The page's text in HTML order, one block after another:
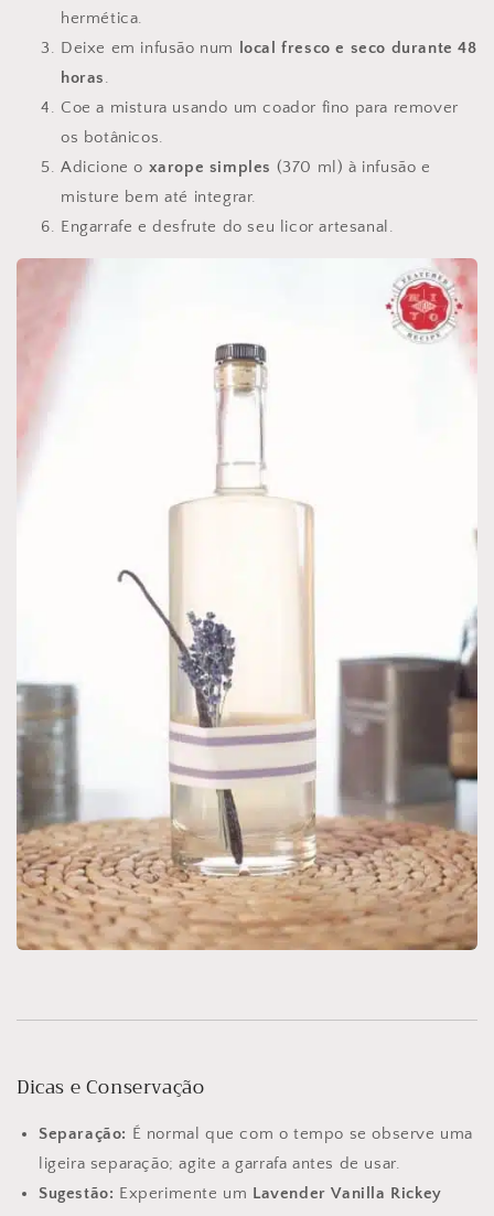
hermética.
Deixe em infusão num
local fresco e seco durante 48
horas.
Coe a mistura usando um coador fino para remover
os botânicos.
Adicione o xarope simples (370 ml) à infusão e
misture bem até integrar.
Engarrafe e desfrute do seu licor artesanal.
Dicas e Conservação
Separação: É normal que com o tempo se observe uma
ligeira separação; agite a garrafa antes de usar.
Sugestão: Experimente um Lavender Vanilla Rickey